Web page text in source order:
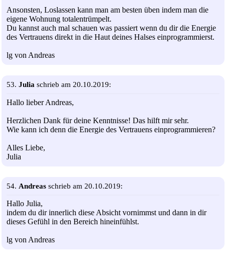
Ansonsten, Loslassen kann man am besten üben indem man die
eigene Wohnung totalentrümpelt.
Du kannst auch mal schauen was passiert wenn du dir die Energie
des Vertrauens direkt in die Haut deines Halses einprogrammierst.
lg von Andreas
53. Julia schrieb am 20.10.2019:
Hallo lieber Andreas,
Herzlichen Dank für deine Kenntnisse! Das hilft mir sehr.
Wie kann ich denn die Energie des Vertrauens einprogrammieren?
Alles Liebe,
Julia
54. Andreas schrieb am 20.10.2019:
Hallo Julia,
indem du dir innerlich diese Absicht vornimmst und dann in dir
dieses Gefühl in den Bereich hineinfühlst.
lg von Andreas